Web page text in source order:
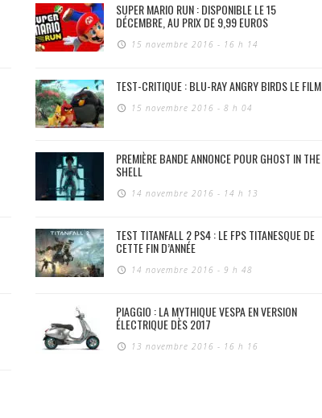
SUPER MARIO RUN : DISPONIBLE LE 15
DÉCEMBRE, AU PRIX DE 9,99 EUROS
15 novembre 2016 - 16 h 14
TEST-CRITIQUE : BLU-RAY ANGRY BIRDS LE FILM
15 novembre 2016 - 8 h 04
PREMIÈRE BANDE ANNONCE POUR GHOST IN THE
SHELL
14 novembre 2016 - 14 h 13
TEST TITANFALL 2 PS4 : LE FPS TITANESQUE DE
CETTE FIN D’ANNÉE
14 novembre 2016 - 9 h 48
PIAGGIO : LA MYTHIQUE VESPA EN VERSION
ÉLECTRIQUE DÈS 2017
13 novembre 2016 - 16 h 16